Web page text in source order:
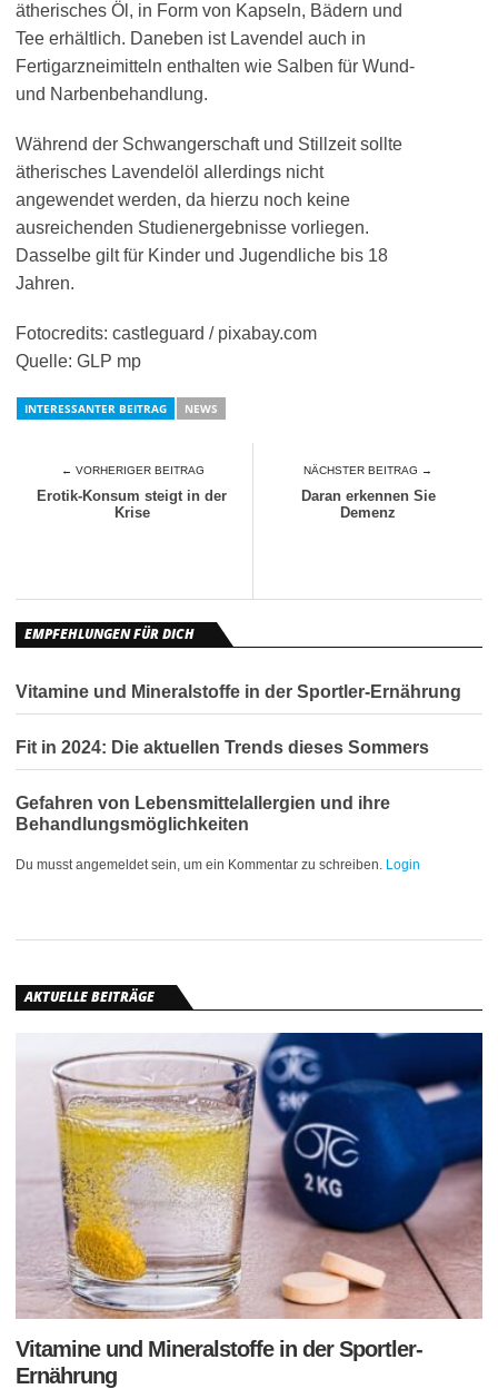
ätherisches Öl, in Form von Kapseln, Bädern und
Tee erhältlich. Daneben ist Lavendel auch in
Fertigarzneimitteln enthalten wie Salben für Wund-
und Narbenbehandlung.
Während der Schwangerschaft und Stillzeit sollte
ätherisches Lavendelöl allerdings nicht
angewendet werden, da hierzu noch keine
ausreichenden Studienergebnisse vorliegen.
Dasselbe gilt für Kinder und Jugendliche bis 18
Jahren.
Fotocredits: castleguard / pixabay.com
Quelle: GLP mp
INTERESSANTER BEITRAG NEWS
← VORHERIGER BEITRAG
Erotik-Konsum steigt in der
Krise
NÄCHSTER BEITRAG →
Daran erkennen Sie
Demenz
EMPFEHLUNGEN FÜR DICH
Vitamine und Mineralstoffe in der Sportler-Ernährung
Fit in 2024: Die aktuellen Trends dieses Sommers
Gefahren von Lebensmittelallergien und ihre
Behandlungsmöglichkeiten
Du musst angemeldet sein, um ein Kommentar zu schreiben. Login
AKTUELLE BEITRÄGE
Vitamine und Mineralstoffe in der Sportler-
Ernährung